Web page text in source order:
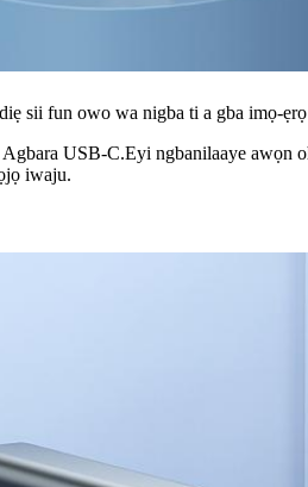
sii fun owo wa nigba ti a gba imọ-
USB-C.Eyi ngbanilaaye awọn
iwaju.